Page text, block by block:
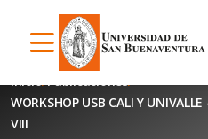
Inicio Publicaciones
WORKSHOP USB CALI Y
VIII